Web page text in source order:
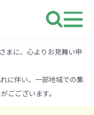
まに、心よりお見舞い申
に伴い、一部地域での集
ごございます。